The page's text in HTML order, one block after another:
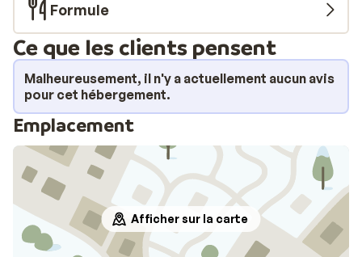
Formule
Ce que les clients pensent
Malheureusement, il n'y a actuellement aucun avis
pour cet hébergement.
Emplacement
Afficher sur la carte